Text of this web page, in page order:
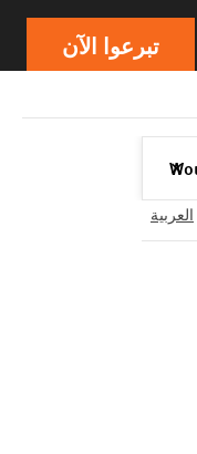
تبرعوا الآن
✕
تبرعوا الآن
العربية